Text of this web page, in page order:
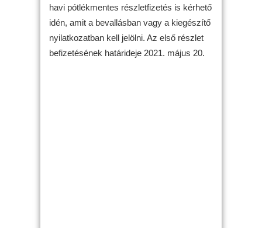
havi pótlékmentes részletfizetés is kérhető
idén, amit a bevallásban vagy a kiegészítő
nyilatkozatban kell jelölni. Az első részlet
befizetésének határideje 2021. május 20.